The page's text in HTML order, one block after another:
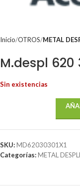
Inicio OTROS METAL
M.despl 620
Sin existencias
SKU:MD62030301X1
Categorías:METAL